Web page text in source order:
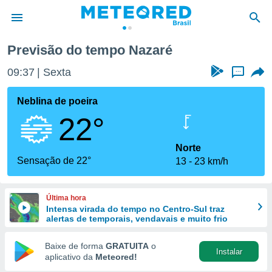
da
fornecidas
a este
das
e
forma
digital
Previsão do tempo Nazaré
09:37 Sexta ...
Neblina de poeira
22°
Sensação de 22°
Norte
13
23 km/h
Última hora
Intensa virada do tempo no Centro-Sul traz
alertas de temporais, vendavais e muito frio
Baixe de forma GRATUITA o
aplicativo da Meteored!
Instalar